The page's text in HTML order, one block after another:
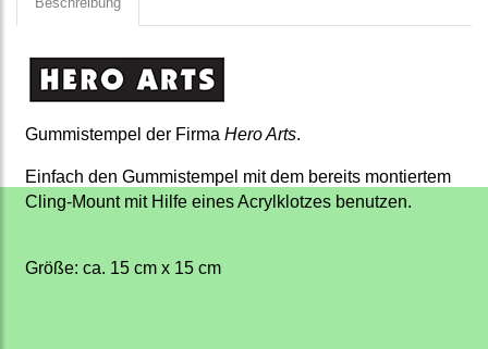
Gummistempel der Firma Hero Arts.
Einfach den Gummistempel mit dem bereits montiertem
Cling-Mount mit Hilfe eines Acrylklotzes benutzen.
Größe: ca. 15 cm x 15 cm